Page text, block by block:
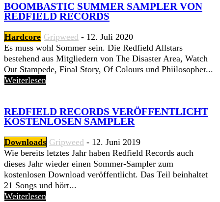
BOOMBASTIC SUMMER SAMPLER VON
REDFIELD RECORDS
Hardcore Gripweed - 12. Juli 2020
Es muss wohl Sommer sein. Die Redfield Allstars
bestehend aus Mitgliedern von The Disaster Area, Watch
Out Stampede, Final Story, Of Colours und Phiilosopher...
Weiterlesen
REDFIELD RECORDS VERÖFFENTLICHT
KOSTENLOSEN SAMPLER
Downloads Gripweed - 12. Juni 2019
Wie bereits letztes Jahr haben Redfield Records auch
dieses Jahr wieder einen Sommer-Sampler zum
kostenlosen Download veröffentlicht. Das Teil beinhaltet
21 Songs und hört...
Weiterlesen